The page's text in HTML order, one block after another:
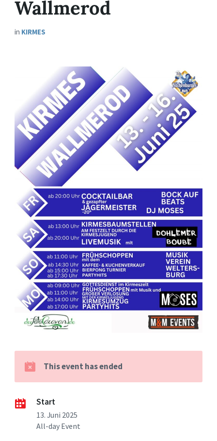
Wallmerod
in KIRMES
This event has ended
Start
13. Juni 2025
All-day Event